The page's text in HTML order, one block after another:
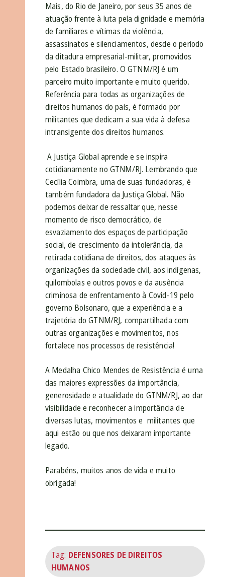
Mais, do Rio de Janeiro, por seus 35 anos de
atuação frente à luta pela dignidade e memória
de familiares e vítimas da violência,
assassinatos e silenciamentos, desde o período
da ditadura empresarial-militar, promovidos
pelo Estado brasileiro. O GTNM/RJ é um
parceiro muito importante e muito querido.
Referência para todas as organizações de
direitos humanos do país, é formado por
militantes que dedicam a sua vida à defesa
intransigente dos direitos humanos.
A Justiça Global aprende e se inspira
cotidianamente no GTNM/RJ. Lembrando que
Cecília Coimbra, uma de suas fundadoras, é
também fundadora da Justiça Global. Não
podemos deixar de ressaltar que, nesse
momento de risco democrático, de
esvaziamento dos espaços de participação
social, de crescimento da intolerância, da
retirada cotidiana de direitos, dos ataques às
organizações da sociedade civil, aos indígenas,
quilombolas e outros povos e da ausência
criminosa de enfrentamento à Covid-19 pelo
governo Bolsonaro, que a experiência e a
trajetória do GTNM/RJ, compartilhada com
outras organizações e movimentos, nos
fortalece nos processos de resistência!
A Medalha Chico Mendes de Resistência é uma
das maiores expressões da importância,
generosidade e atualidade do GTNM/RJ, ao dar
visibilidade e reconhecer a importância de
diversas lutas, movimentos e militantes que
aqui estão ou que nos deixaram importante
legado.
Parabéns, muitos anos de vida e muito
obrigada!
Tag: DEFENSORES DE DIREITOS
HUMANOS